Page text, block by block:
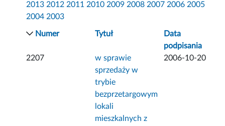
2013 2012 2011 2010 2009 2008 2007 2006 2005
2004 2003
Numer Tytuł
Data
podpisania
2207
w sprawie
sprzedaży w
trybie
bezprzetargowym
lokali
mieszkalnych z
2006-10-20